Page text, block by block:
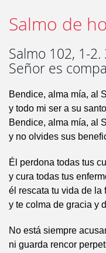
Salmo de
Salmo 102, 1-2.
Señor es
Bendice, alma mía, al
y todo mi ser a su
Bendice, alma mía, al
y no olvides sus
Él perdona todas tus
y cura todas tus
él rescata tu vida de la
y te colma de gracia y
No está siempre
ni guarda rencor